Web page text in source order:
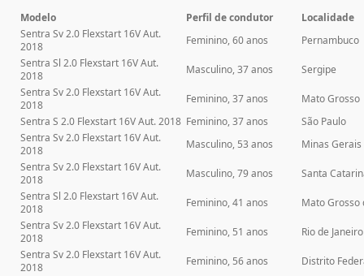
Modelo Perfil de condutor
Localidade
Sentra Sv 2.0 Flexstart 16V Aut.
2018
Feminino, 60 anos
Pernambuco
Sentra Sl 2.0 Flexstart 16V Aut.
2018
Masculino, 37 anos
Sergipe
Sentra Sv 2.0 Flexstart 16V Aut.
2018
Feminino, 37 anos
Mato Grosso
Sentra S 2.0 Flexstart 16V Aut. 2018 Feminino, 37 anos
São Paulo
Sentra Sv 2.0 Flexstart 16V Aut.
2018
Masculino, 53 anos
Minas Gerais
Sentra Sv 2.0 Flexstart 16V Aut.
2018
Masculino, 79 anos
Santa
Sentra Sl 2.0 Flexstart 16V Aut.
2018
Feminino, 41 anos
Mato Grosso
Sentra Sv 2.0 Flexstart 16V Aut.
2018
Feminino, 51 anos
Rio de Janeiro
Sentra Sv 2.0 Flexstart 16V Aut.
2018
Feminino, 56 anos
Distrito